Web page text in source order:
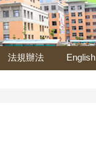
法規辦法 English